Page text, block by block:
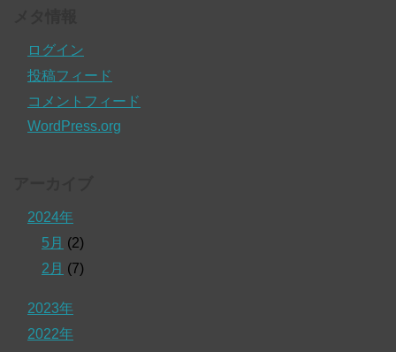
ログイン
投稿フィード
コメントフィード
WordPress.org
2024年
5月 (2)
2月 (7)
2023年
2022年